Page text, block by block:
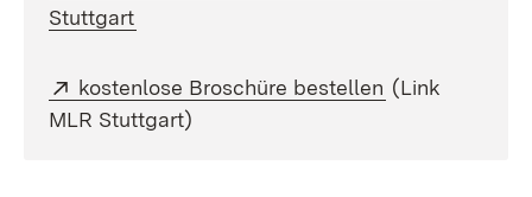
Stuttgart
Extern:
kostenlose Broschüre bestellen (Öffnet in
(Link
MLR Stuttgart)